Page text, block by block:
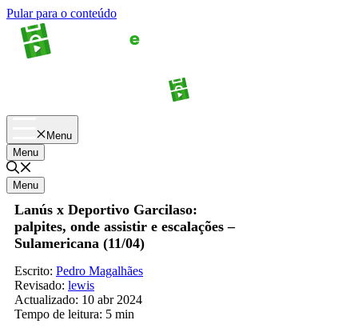
Pular para o conteúdo
Menu
Menu
Menu
Lanús x Deportivo Garcilaso:
palpites, onde assistir e escalações –
Sulamericana (11/04)
Escrito: Pedro Magalhães
Revisado: lewis
Actualizado: 10 abr 2024
Tempo de leitura: 5 min